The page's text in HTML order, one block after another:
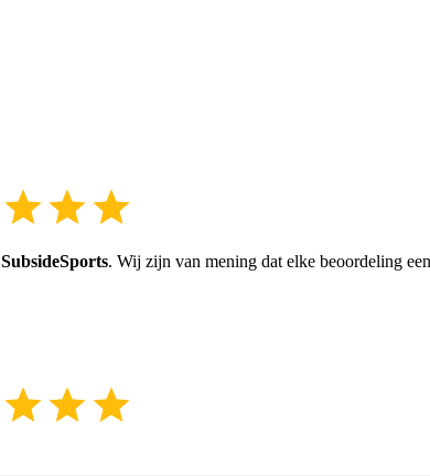
SubsideSports. Wij zijn van mening dat elke beoordeling